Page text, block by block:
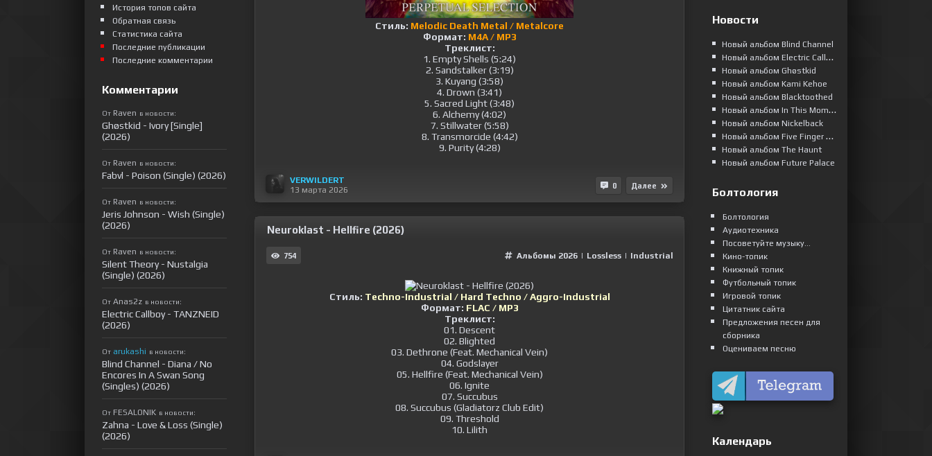
Стиль: Melodic Death Metal / Metalcore
Формат: M4A / MP3
Треклист:
1. Empty Shells (5:24)
2. Sandstalker (3:19)
3. Kuyang (3:58)
4. Drown (3:41)
5. Sacred Light (3:48)
6. Alchemy (4:02)
7. Stillwater (5:58)
8. Transmorcide (4:42)
9. Purity (4:28)
VERWILDERT
13 марта 2026
0 Далее
Neuroklast - Hellfire (2026)
754 Альбомы 2026 | Lossless | Industrial
Стиль: Techno-Industrial / Hard Techno / Aggro-Industrial
Формат: FLAC / MP3
Треклист:
01. Descent
02. Blighted
03. Dethrone (Feat. Mechanical Vein)
04. Godslayer
05. Hellfire (Feat. Mechanical Vein)
06. Ignite
07. Succubus
08. Succubus (Gladiatorz Club Edit)
09. Threshold
10. Lilith
История топов сайта
Обратная связь
Статистика сайта
Последние публикации
Последние комментарии
Комментарии
От Raven в новости:
Ghøstkid - Ivory [Single]
(2026)
От Raven в новости:
Fabvl - Poison (Single) (2026)
От Raven в новости:
Jeris Johnson - Wish (Single)
(2026)
От Raven в новости:
Silent Theory - Nustalgia
(Single) (2026)
От Anas2z в новости:
Electric Callboy - TANZNEID
(2026)
От arukashi в новости:
Blind Channel - Diana / No
Encores In A Swan Song
(Singles) (2026)
От FESALONIK в новости:
Zahna - Love & Loss (Single)
(2026)
Новости
Новый альбом Blind Channel
Новый альбом Electric Callboy
Новый альбом Ghøstkid
Новый альбом Kami Kehoe
Новый альбом Blacktoothed
Новый альбом In This Moment
Новый альбом Nickelback
Новый альбом Five Finger Death Punch
Новый альбом The Haunt
Новый альбом Future Palace
Болтология
Болтология
Аудиотехника
Посоветуйте музыку...
Кино-топик
Книжный топик
Футбольный топик
Игровой топик
Цитатник сайта
Предложения песен для
сборника
Оцениваем песню
Календарь